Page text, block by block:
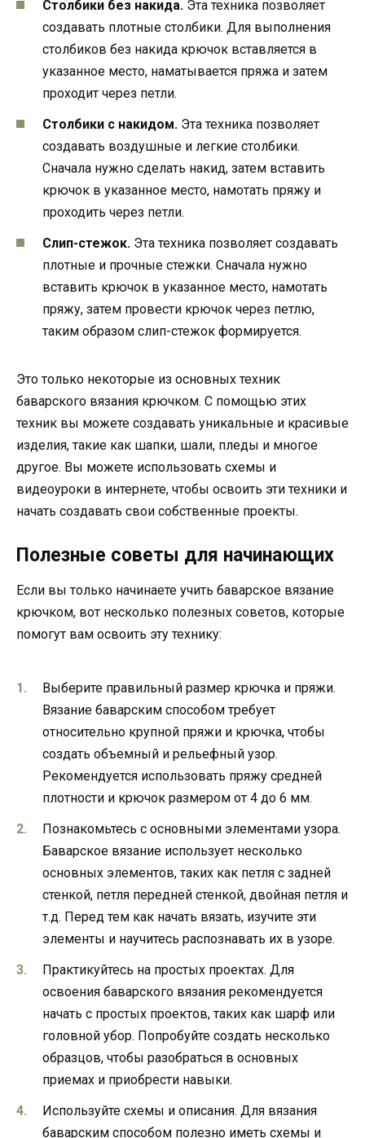
Столбики без накида. Эта техника позволяет
создавать плотные столбики. Для выполнения
столбиков без накида крючок вставляется в
указанное место, наматывается пряжа и затем
проходит через петли.
Столбики с накидом. Эта техника позволяет
создавать воздушные и легкие столбики.
Сначала нужно сделать накид, затем вставить
крючок в указанное место, намотать пряжу и
проходить через петли.
Слип-стежок. Эта техника позволяет создавать
плотные и прочные стежки. Сначала нужно
вставить крючок в указанное место, намотать
пряжу, затем провести крючок через петлю,
таким образом слип-стежок формируется.
Это только некоторые из основных техник
баварского вязания крючком. С помощью этих
техник вы можете создавать уникальные и красивые
изделия, такие как шапки, шали, пледы и многое
другое. Вы можете использовать схемы и
видеоуроки в интернете, чтобы освоить эти техники и
начать создавать свои собственные проекты.
Полезные советы для начинающих
Если вы только начинаете учить баварское вязание
крючком, вот несколько полезных советов, которые
помогут вам освоить эту технику:
Выберите правильный размер крючка и пряжи.
Вязание баварским способом требует
относительно крупной пряжи и крючка, чтобы
создать объемный и рельефный узор.
Рекомендуется использовать пряжу средней
плотности и крючок размером от 4 до 6 мм.
Познакомьтесь с основными элементами узора.
Баварское вязание использует несколько
основных элементов, таких как петля с задней
стенкой, петля передней стенкой, двойная петля и
т.д. Перед тем как начать вязать, изучите эти
элементы и научитесь распознавать их в узоре.
Практикуйтесь на простых проектах. Для
освоения баварского вязания рекомендуется
начать с простых проектов, таких как шарф или
головной убор. Попробуйте создать несколько
образцов, чтобы разобраться в основных
приемах и приобрести навыки.
Используйте схемы и описания. Для вязания
баварским способом полезно иметь схемы и